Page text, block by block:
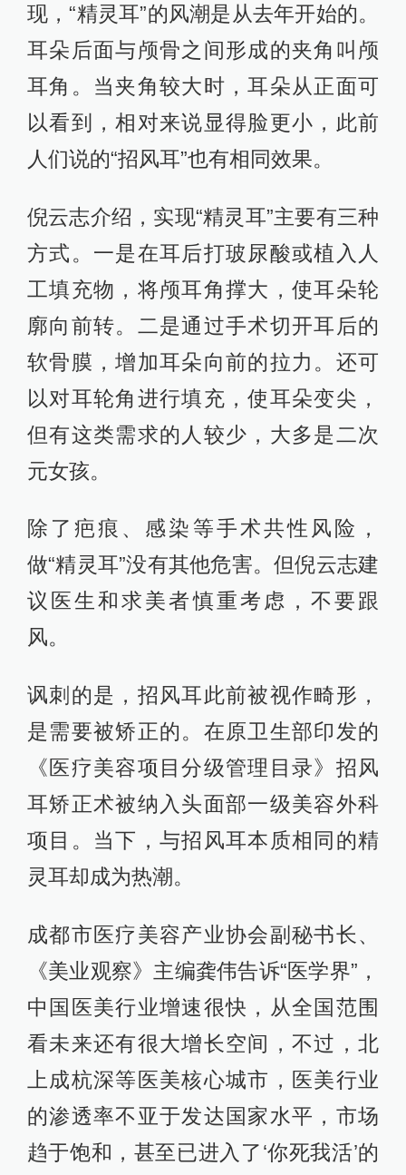
现，“精灵耳”的风潮是从去年开始的。
耳朵后面与颅骨之间形成的夹角叫颅
耳角。当夹角较大时，耳朵从正面可
以看到，相对来说显得脸更小，此前
人们说的“招风耳”也有相同效果。
倪云志介绍，实现“精灵耳”主要有三种
方式。一是在耳后打玻尿酸或植入人
工填充物，将颅耳角撑大，使耳朵轮
廓向前转。二是通过手术切开耳后的
软骨膜，增加耳朵向前的拉力。还可
以对耳轮角进行填充，使耳朵变尖，
但有这类需求的人较少，大多是二次
元女孩。
除了疤痕、感染等手术共性风险，
做“精灵耳”没有其他危害。但倪云志建
议医生和求美者慎重考虑，不要跟
风。
讽刺的是，招风耳此前被视作畸形，
是需要被矫正的。在原卫生部印发的
《医疗美容项目分级管理目录》招风
耳矫正术被纳入头面部一级美容外科
项目。当下，与招风耳本质相同的精
灵耳却成为热潮。
成都市医疗美容产业协会副秘书长、
《美业观察》主编龚伟告诉“医学界”，
中国医美行业增速很快，从全国范围
看未来还有很大增长空间，不过，北
上成杭深等医美核心城市，医美行业
的渗透率不亚于发达国家水平，市场
趋于饱和，甚至已进入了‘你死我活’的